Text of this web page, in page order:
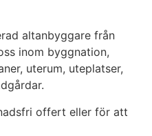
altanbyggare från
inom byggnation,
uterum, uteplatser,
offert eller för att